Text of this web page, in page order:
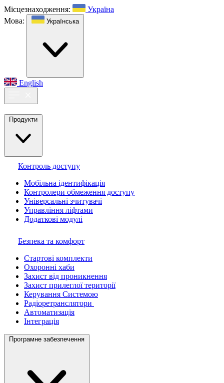
Місцезнаходження:
Україна
Мова:
Українська
English
Продукти
Контроль доступу
Мобільна ідентифікація
Контролери обмеження доступу
Універсальні зчитувачі
Управління ліфтами
Додаткові модулі
Безпека та комфорт
Стартові комплекти
Охоронні хаби
Захист від проникнення
Захист прилеглої території
Керування Системою
Радіоретранслятори
Автоматизація
Інтеграція
Програмне забезпечення